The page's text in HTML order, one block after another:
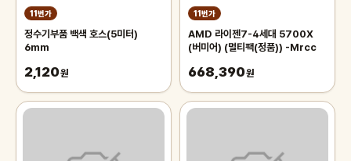
11번가
정수기부품 백색 호스(5미터)
6mm
2,120원
11번가
AMD 라이젠7-4세대 5700X
(버미어) (멀티팩(정품)) -Mrcc
668,390원